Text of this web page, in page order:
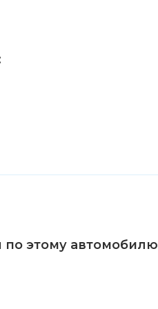
по этому